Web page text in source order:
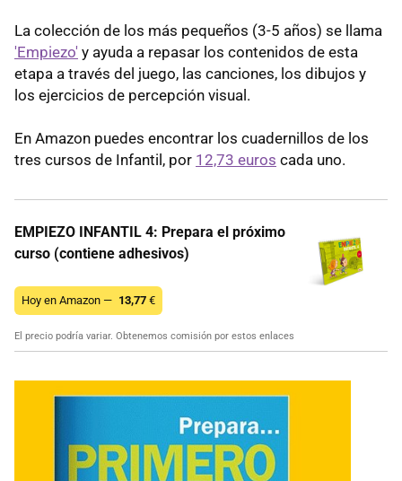
La colección de los más pequeños (3-5 años) se llama
'Empiezo' y ayuda a repasar los contenidos de esta
etapa a través del juego, las canciones, los dibujos y
los ejercicios de percepción visual.
En Amazon puedes encontrar los cuadernillos de los
tres cursos de Infantil, por 12,73 euros cada uno.
EMPIEZO INFANTIL 4: Prepara el próximo
curso (contiene adhesivos)
Hoy en Amazon — 13,77 €
El precio podría variar. Obtenemos comisión por estos enlaces